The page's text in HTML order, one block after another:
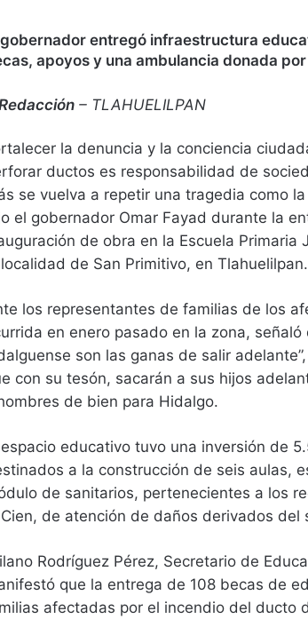
gobernador entregó infraestructura
apoyos y una ambulancia donada
– TLAHUELILPAN
la denuncia y la conciencia
ductos es responsabilidad de
se vuelva a repetir una tragedia como
el gobernador Omar Fayad durante la
de obra en la Escuela Primaria
de San Primitivo, en Tlahuelilpan.
los representantes de familias de los
en enero pasado en la zona, señaló
son las ganas de salir
con su tesón, sacarán a sus hijos
de bien para Hidalgo.
espacio educativo tuvo una inversión de
a la construcción de seis aulas,
de sanitarios, pertenecientes a los
de atención de daños derivados del
Rodríguez Pérez, Secretario de
que la entrega de 108 becas de
afectadas por el incendio del ducto